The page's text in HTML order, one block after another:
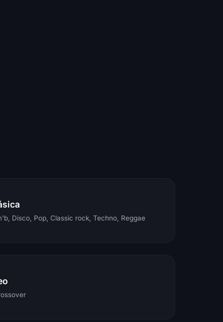
Disco, Pop, Classic rock, Techno, Reggae